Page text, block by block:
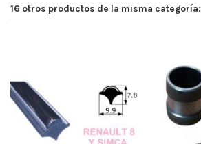
16 otros productos de la misma categoría: